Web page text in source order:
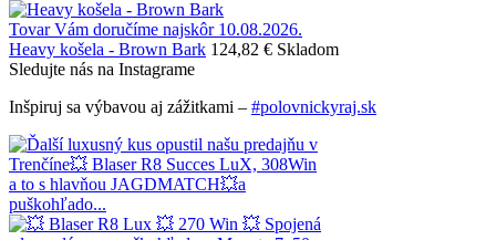
Tovar Vám doručíme najskôr 10.08.2026.
Heavy košela - Brown Bark 124,82 € Skladom
Sledujte nás na Instagrame
Inšpiruj sa výbavou aj zážitkami – #polovnickyraj.sk